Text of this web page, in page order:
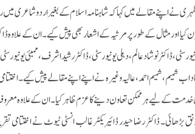
نے اپنے مقالے میں کہا کہ شاہنامہ اسلام کے بغیر اردو شاعری
کیا اور مثال کے طور پر مرثیہ کے اشعار بھی پیش کیے۔ان کے علاوہ
ڈاکٹر نوشاد عالم، دہلی یونیورسٹی، ڈاکٹر رشید اشرف، ممبئی
شمیم، شمیم احمد، عالیہ وغیرہ نے اپنے اپنے مقالے پیش کیے۔
کے لیے ہرممکن تعاون دینے کا عزم ظاہر کیا۔ ان کے علاوہ
بڑھائی۔ ڈاکٹر رضا حیدر ڈائیریکٹر غالب انسٹی ٹیوٹ نے اختتامی